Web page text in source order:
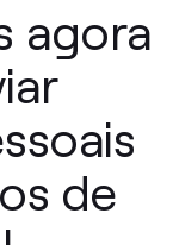
agora
de